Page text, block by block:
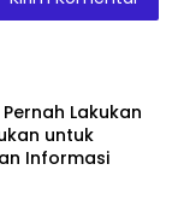
Lakukan
untuk
Informasi